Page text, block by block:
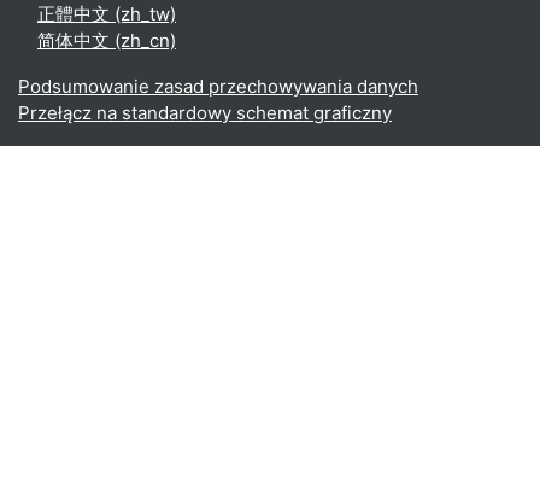
正體中文 ‎(zh_tw)‎
简体中文 ‎(zh_cn)‎
Podsumowanie zasad przechowywania danych
Przełącz na standardowy schemat graficzny